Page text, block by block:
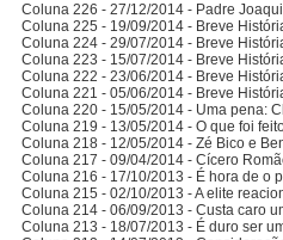
Coluna 226 - 27/12/2014 - Padre
Coluna 225 - 19/09/2014 - Breve
Coluna 224 - 29/07/2014 - Breve
Coluna 223 - 15/07/2014 - Breve
Coluna 222 - 23/06/2014 - Breve
Coluna 221 - 05/06/2014 - Breve
Coluna 220 - 15/05/2014 - Uma pena:
Coluna 219 - 13/05/2014 - O que foi
Coluna 218 - 12/05/2014 - Zé Bico e
Coluna 217 - 09/04/2014 - Cícero
Coluna 216 - 17/10/2013 - É hora de o
Coluna 215 - 02/10/2013 - A elite
Coluna 214 - 06/09/2013 - Custa caro
Coluna 213 - 18/07/2013 - É duro ser